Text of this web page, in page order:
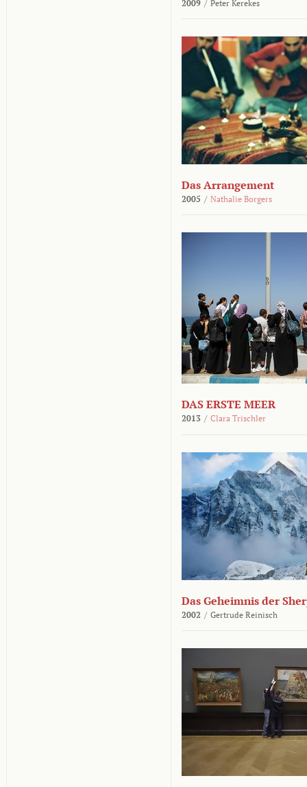
2009 / Peter Kerekes
Das Arrangement
2005 / Nathalie Borgers
DAS ERSTE MEER
2013 / Clara Trischler
Das Geheimnis der
2002 / Gertrude Reinisch